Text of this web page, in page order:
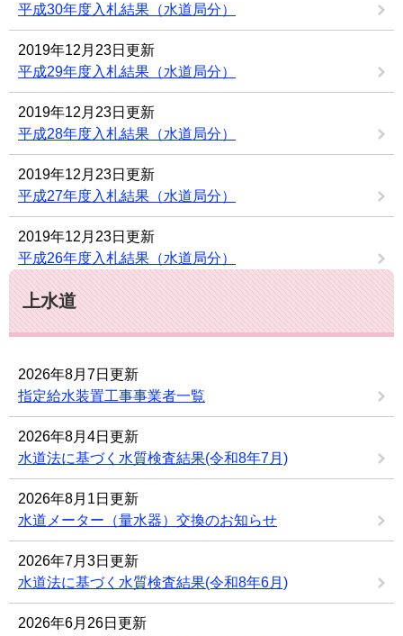
平成30年度入札結果（水道局分）
2019年12月23日更新
平成29年度入札結果（水道局分）
2019年12月23日更新
平成28年度入札結果（水道局分）
2019年12月23日更新
平成27年度入札結果（水道局分）
2019年12月23日更新
平成26年度入札結果（水道局分）
上水道
2026年8月7日更新
指定給水装置工事事業者一覧
2026年8月4日更新
水道法に基づく水質検査結果(令和8年7月)
2026年8月1日更新
水道メーター（量水器）交換のお知らせ
2026年7月3日更新
水道法に基づく水質検査結果(令和8年6月)
2026年6月26日更新